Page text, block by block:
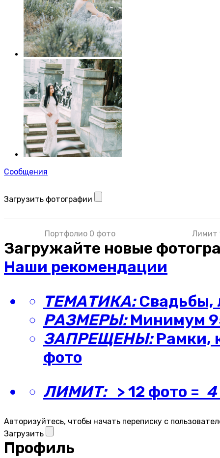
Сообщения
Загрузить фотографии
Портфолио 0 фото Лимит
Загружайте новые
Наши рекомендации
ТЕМАТИКА:Свадьбы,
РАЗМЕРЫ:Минимум
ЗАПРЕЩЕНЫ:Рамки,
фото
ЛИМИТ:> 12 фото = 4
Авторизуйтесь, чтобы начать переписку с
Загрузить
Профиль